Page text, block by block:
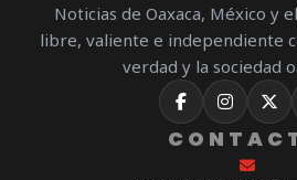
Noticias de Oaxaca, México y
libre, valiente e independiente
verdad y la sociedad